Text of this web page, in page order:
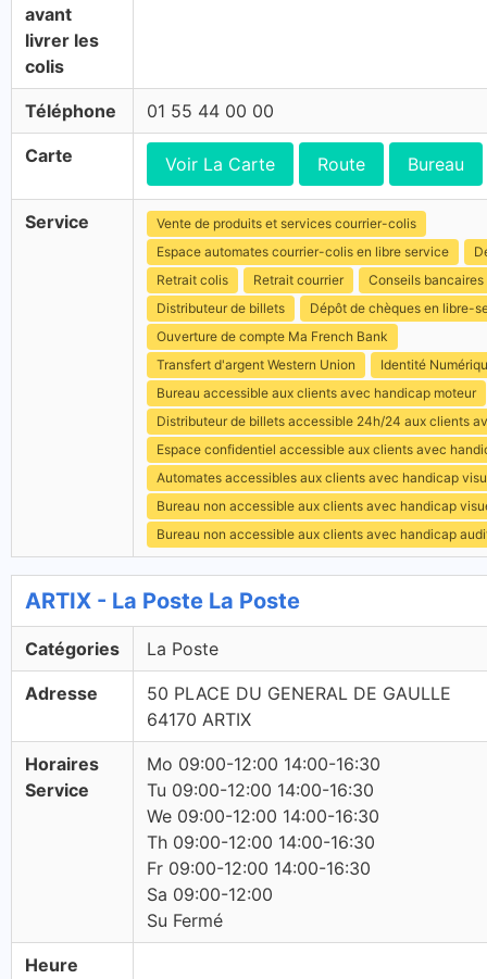
avant
livrer les
colis
Téléphone 01 55 44 00 00
Carte Voir La Carte Route Bureau
Service
Vente de produits et services courrier-colis
Espace automates courrier-colis en libre service
Retrait colis
Retrait courrier
Conseils bancaires
Distributeur de billets
Dépôt de chèques en libre-
Ouverture de compte Ma French Bank
Transfert d'argent Western Union
Identité
Bureau accessible aux clients avec handicap moteur
Distributeur de billets accessible 24h/24 aux clients
Espace confidentiel accessible aux clients avec
Automates accessibles aux clients avec handicap
Bureau non accessible aux clients avec handicap
Bureau non accessible aux clients avec handicap
ARTIX - La Poste La Poste
Catégories La Poste
Adresse
50 PLACE DU GENERAL DE GAULLE
64170 ARTIX
Horaires
Service
Mo 09:00-12:00 14:00-16:30
Tu 09:00-12:00 14:00-16:30
We 09:00-12:00 14:00-16:30
Th 09:00-12:00 14:00-16:30
Fr 09:00-12:00 14:00-16:30
Sa 09:00-12:00
Su Fermé
Heure